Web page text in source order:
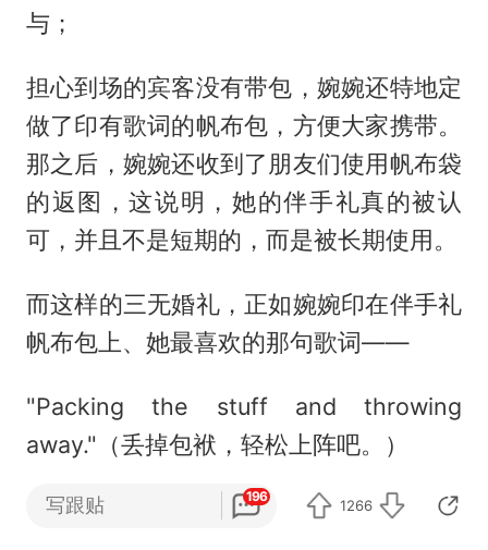
与；
担心到场的宾客没有带包，婉婉还特地定
做了印有歌词的帆布包，方便大家携带。
那之后，婉婉还收到了朋友们使用帆布袋
的返图，这说明，她的伴手礼真的被认
可，并且不是短期的，而是被长期使用。
而这样的三无婚礼，正如婉婉印在伴手礼
帆布包上、她最喜欢的那句歌词——
"Packing the stuff and throwing
away."（丢掉包袱，轻松上阵吧。）
写跟贴 196
1266